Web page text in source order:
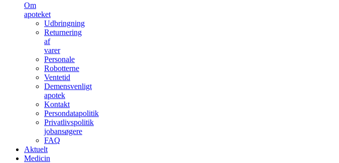
Om
apoteket
Udbringning
Returnering
af
varer
Personale
Robotterne
Ventetid
Demensvenligt
apotek
Kontakt
Persondatapolitik
Privatlivspolitik
jobansøgere
FAQ
Aktuelt
Medicin